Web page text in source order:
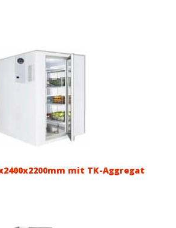
mit TK-Aggregat